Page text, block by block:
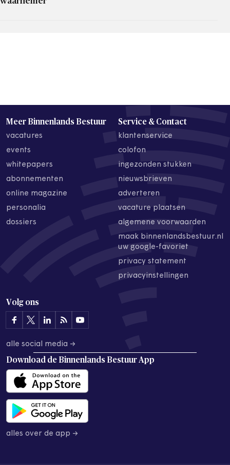
Meer Binnenlands Bestuur
vacatures
events
whitepapers
abonnementen
online magazine
personalia
dossiers
Service & Contact
klantenservice
colofon
ingezonden stukken
nieuwsbrieven
adverteren
vacature plaatsen
algemene voorwaarden
maak binnenlandsbestuur.nl
uw google-favoriet
privacy statement
privacyinstellingen
Volg ons
alle social media →
Download de Binnenlands Bestuur App
alles over de app →